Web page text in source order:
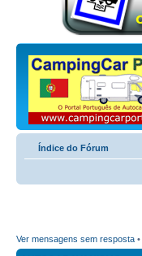
Índice do Fórum
Ver mensagens sem resposta •